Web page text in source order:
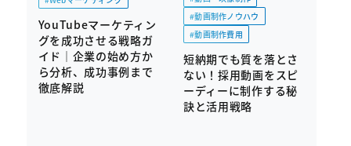
YouTubeマーケティン
グを成功させる戦略ガ
イド｜企業の始め方か
ら分析、成功事例まで
徹底解説
#動画制作ノウハウ
#動画制作費用
短納期でも質を落とさ
ない！採用動画をスピ
ーディーに制作する秘
訣と活用戦略